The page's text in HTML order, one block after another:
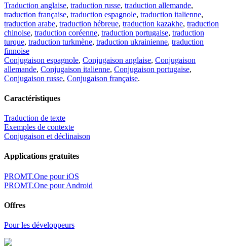
Traduction anglaise, traduction russe, traduction allemande,
traduction française, traduction espagnole, traduction italienne,
traduction arabe, traduction hébreue, traduction kazakhe, traduction
chinoise, traduction coréenne, traduction portugaise, traduction
turque, traduction turkmène, traduction ukrainienne, traduction
finnoise
Conjugaison espagnole, Conjugaison anglaise, Conjugaison
allemande, Conjugaison italienne, Conjugaison portugaise,
Conjugaison russe, Conjugaison française.
Caractéristiques
Traduction de texte
Exemples de contexte
Conjugaison et déclinaison
Applications gratuites
PROMT.One pour iOS
PROMT.One pour Android
Offres
Pour les développeurs